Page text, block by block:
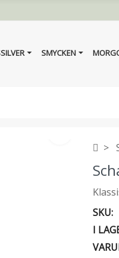
SMYCKEN
SKU:
I